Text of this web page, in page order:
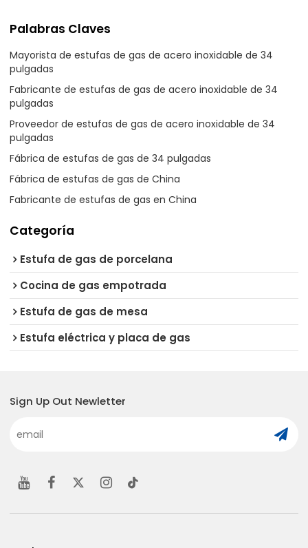
Palabras Claves
Mayorista de estufas de gas de acero inoxidable de 34
pulgadas
Fabricante de estufas de gas de acero inoxidable de 34
pulgadas
Proveedor de estufas de gas de acero inoxidable de 34
pulgadas
Fábrica de estufas de gas de 34 pulgadas
Fábrica de estufas de gas de China
Fabricante de estufas de gas en China
Categoría
Estufa de gas de porcelana
Cocina de gas empotrada
Estufa de gas de mesa
Estufa eléctrica y placa de gas
Sign Up Out Newletter